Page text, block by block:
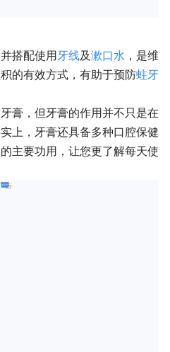
并搭配使用牙线及漱口水 ，是维
的有效方式，有助于预防蛀牙
膏，但牙膏的作用并不只是在
上，牙膏还具备多种口腔保健
主要功用，让您更了解每天使
告